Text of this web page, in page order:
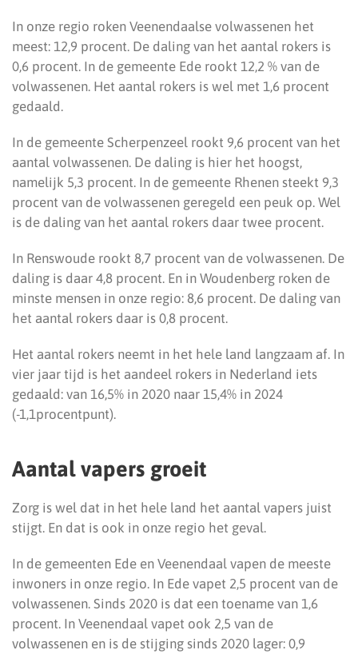
In onze regio roken Veenendaalse volwassenen het
meest: 12,9 procent. De daling van het aantal rokers is
0,6 procent. In de gemeente Ede rookt 12,2 % van de
volwassenen. Het aantal rokers is wel met 1,6 procent
gedaald.
In de gemeente Scherpenzeel rookt 9,6 procent van het
aantal volwassenen. De daling is hier het hoogst,
namelijk 5,3 procent. In de gemeente Rhenen steekt 9,3
procent van de volwassenen geregeld een peuk op. Wel
is de daling van het aantal rokers daar twee procent.
In Renswoude rookt 8,7 procent van de volwassenen. De
daling is daar 4,8 procent. En in Woudenberg roken de
minste mensen in onze regio: 8,6 procent. De daling van
het aantal rokers daar is 0,8 procent.
Het aantal rokers neemt in het hele land langzaam af. In
vier jaar tijd is het aandeel rokers in Nederland iets
gedaald: van 16,5% in 2020 naar 15,4% in 2024
(-1,1procentpunt).
Aantal vapers groeit
Zorg is wel dat in het hele land het aantal vapers juist
stijgt. En dat is ook in onze regio het geval.
In de gemeenten Ede en Veenendaal vapen de meeste
inwoners in onze regio. In Ede vapet 2,5 procent van de
volwassenen. Sinds 2020 is dat een toename van 1,6
procent. In Veenendaal vapet ook 2,5 van de
volwassenen en is de stijging sinds 2020 lager: 0,9